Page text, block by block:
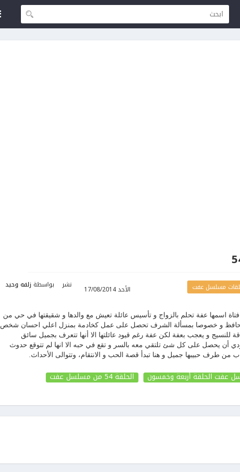
مسلسل عفت نشر الأحد 17/08/2014 بواسطة زلفه وحيد
اسمها عفة تحلم بالزواج و تأسيس عائلة تعيش مع والدها و شقيقتها في حي من
محافظ و خصوصا بمسألة الشرف تحصل على عمل كخادمة بمنزل اعلي احسان شخص
و يعجب بعفة لكن عفة رغم قيود عائلتها الا أنها تتعرف بجميل سائق
أن يحصل على كل شئ تلتقي معه بالسر و تقع في حبه الا انها لم تتوقع حدوث
من طرف حبيبها جميل و هنا تبدأ قصة الحب و الانتقام، وتتوالى الأحداث.
عفت الحلقة أربعة وخمسون الحلقة 54 من مسلسل عفت